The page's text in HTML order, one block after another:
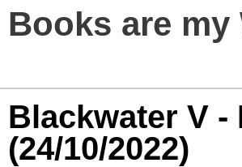
Books are
Blackwater V -
(24/10/2022)